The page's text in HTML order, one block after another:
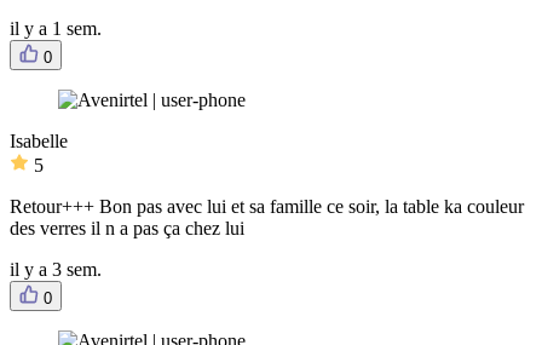
il y a 1 sem.
0
Isabelle
5
Retour+++ Bon pas avec lui et sa famille ce soir, la table ka couleur
des verres il n a pas ça chez lui
il y a 3 sem.
0